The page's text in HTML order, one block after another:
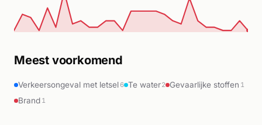
Meest voorkomend
Verkeersongeval met letsel 6 Te water2 Gevaarlijke stoffen 1
Brand 1